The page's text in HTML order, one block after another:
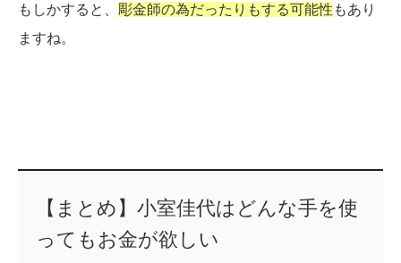
もしかすると、 彫金師の為だったりもする可能性 もあり
ますね。
【まとめ】小室佳代はどんな手を使
ってもお金が欲しい